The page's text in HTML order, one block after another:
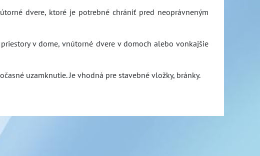
dvere, ktoré je potrebné chrániť pred neoprávneným
v dome, vnútorné dvere v domoch alebo vonkajšie
uzamknutie. Je vhodná pre stavebné vložky, bránky.